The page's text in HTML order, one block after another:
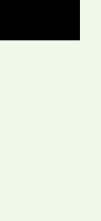
Over ons